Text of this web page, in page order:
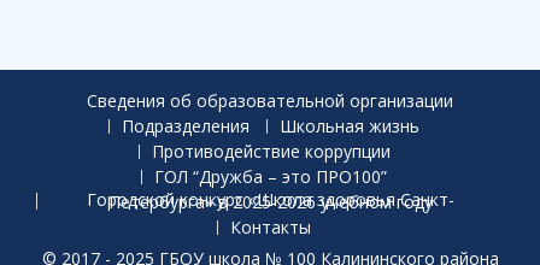
Сведения об образовательной организации
Подразделения
Школьная жизнь
Противодействие коррупции
ГОЛ “Дружба – это ПРО100”
Городской конкурс «Школа здоровья Санкт-Петербурга» в 2025-2026 учебном году
Контакты
© 2017 - 2025 ГБОУ школа № 100 Калининского района